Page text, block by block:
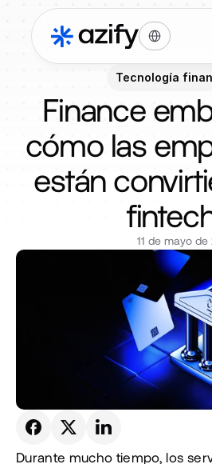
Select Language
Tecnología
Finance
cómo las
están
11 de mayo
Durante mucho tiempo, los